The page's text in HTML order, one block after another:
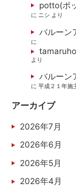
potto(ポ
に ニシ より
バルーン
に
より
バルーン
に平成２１年施
アーカイブ
2026年7月
2026年6月
2026年5月
2026年4月